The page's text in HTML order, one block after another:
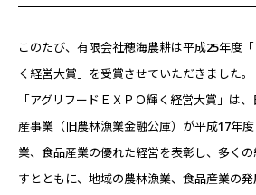
このたび、有限会社穂海農耕は平成25年度
く経営大賞」を受賞させていただきました。
「アグリフードＥＸＰＯ輝く経営大賞」は
産事業（旧農林漁業金融公庫）が平成17年
業、食品産業の優れた経営を表彰し、多く
すとともに、地域の農林漁業、食品産業の